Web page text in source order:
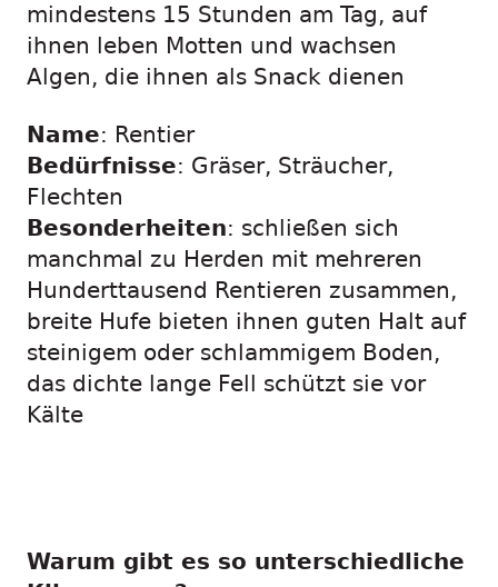
mindestens 15 Stunden am Tag, auf
ihnen leben Motten und wachsen
Algen, die ihnen als Snack dienen
Name: Rentier
Bedürfnisse: Gräser, Sträucher,
Flechten
Besonderheiten: schließen sich
manchmal zu Herden mit mehreren
Hunderttausend Rentieren zusammen,
breite Hufe bieten ihnen guten Halt auf
steinigem oder schlammigem Boden,
das dichte lange Fell schützt sie vor
Kälte
Warum gibt es so unterschiedliche